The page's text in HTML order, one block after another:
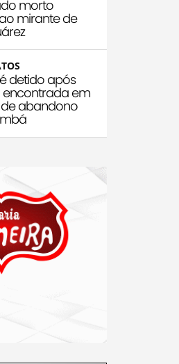
morto
mirante de
detido após
encontrada em
abandono